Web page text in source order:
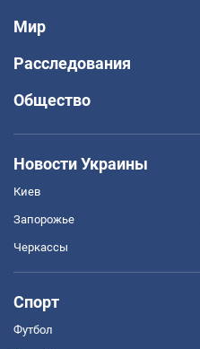
Мир
Расследования
Общество
Новости Украины
Киев
Запорожье
Черкассы
Спорт
Футбол